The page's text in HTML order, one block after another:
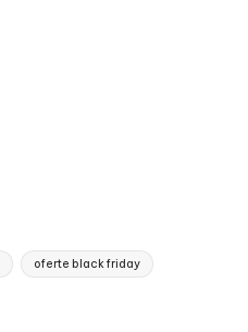
oferte black friday